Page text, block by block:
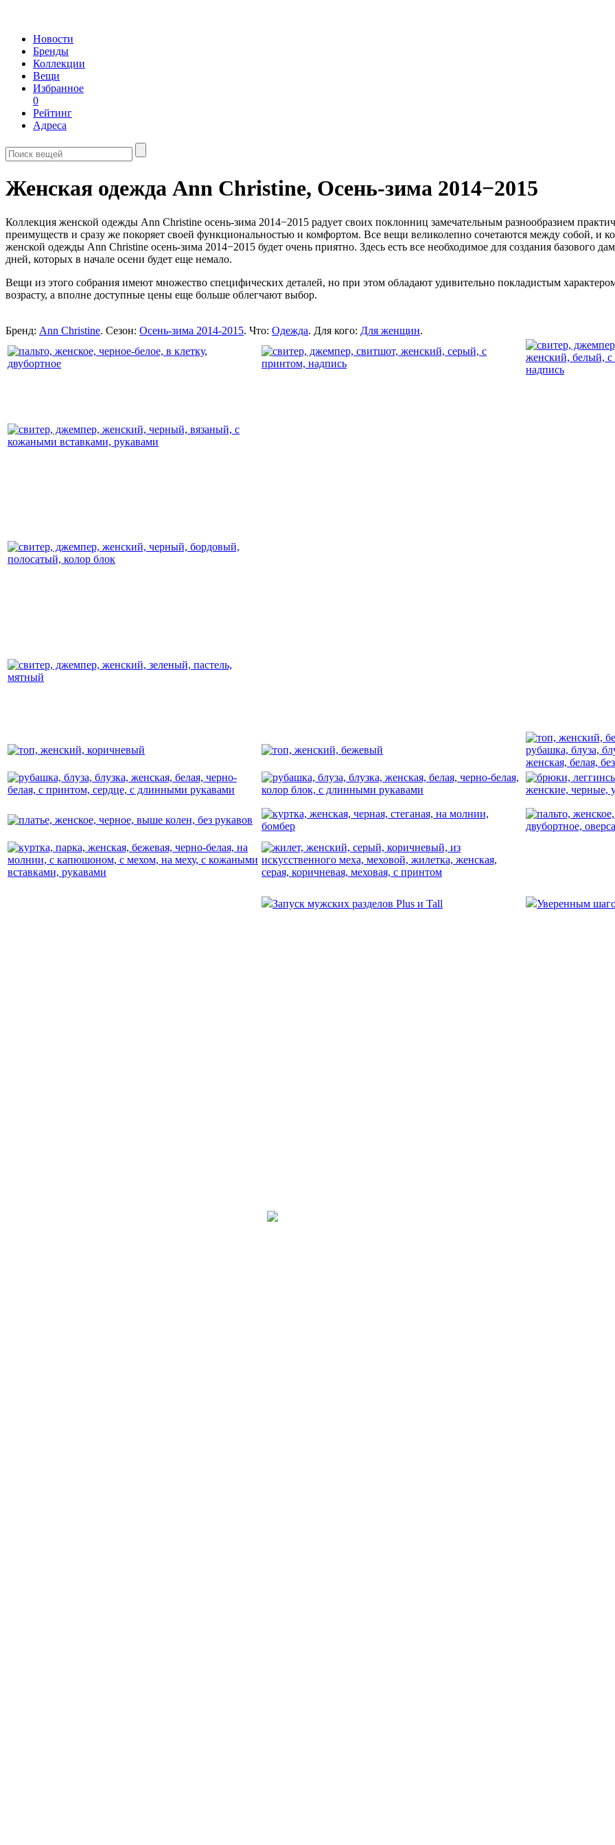
Новости
Бренды
Коллекции
Вещи
Избранное
0
Рейтинг
Адреса
Женская одежда Ann Christine, Осень-зима 2014−2015
Коллекция женской одежды Ann Christine осень-зима 2014−2015 радует своих поклонниц замечательным разнообразием
преимуществ и сразу же покоряет своей функциональностью и комфортом. Все вещи великолепно сочетаются между собой, и
женской одежды Ann Christine осень-зима 2014−2015 будет очень приятно. Здесь есть все необходимое для создания базового
дней, которых в начале осени будет еще немало.
Вещи из этого собрания имеют множество специфических деталей, но при этом обладают удивительно покладистым
возрасту, а вполне доступные цены еще больше облегчают выбор.
Бренд: Ann Christine. Сезон: Осень-зима 2014-2015. Что: Одежда. Для кого: Для женщин.
Запуск мужских разделов Plus и Tall Уверенным